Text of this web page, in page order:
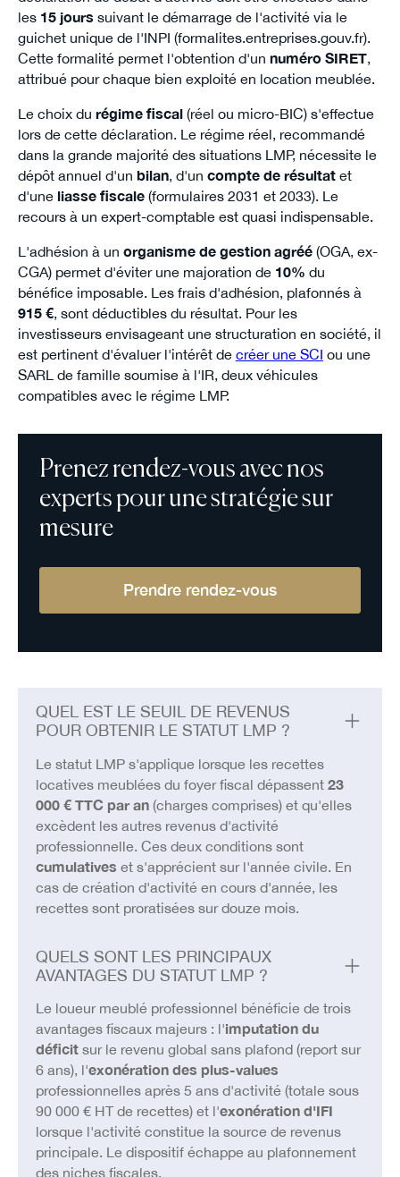
les 15 jours suivant le démarrage de l'activité via le
guichet unique de l'INPI (formalites.entreprises.gouv.fr).
Cette formalité permet l'obtention d'un numéro SIRET,
attribué pour chaque bien exploité en location meublée.
Le choix du régime fiscal(réel ou micro-BIC) s'effectue
lors de cette déclaration. Le régime réel, recommandé
dans la grande majorité des situations LMP, nécessite le
dépôt annuel d'un bilan, d'un compte de résultatet
d'une liasse fiscale(formulaires 2031 et 2033). Le
recours à un expert-comptable est quasi indispensable.
L'adhésion à un organisme de gestion agréé(OGA, ex-
CGA) permet d'éviter une majoration de 10% du
bénéfice imposable. Les frais d'adhésion, plafonnés à
915 €, sont déductibles du résultat. Pour les
investisseurs envisageant une structuration en société, il
est pertinent d'évaluer l'intérêt de créer une SCI ou une
SARL de famille soumise à l'IR, deux véhicules
compatibles avec le régime LMP.
Prenez rendez-vous avec nos
experts pour une stratégie sur
mesure
Prendre rendez-vous
QUEL EST LE SEUIL DE REVENUS
POUR OBTENIR LE STATUT LMP ?
Le statut LMP s'applique lorsque les recettes
locatives meublées du foyer fiscal dépassent 23
000 € TTC par an(charges comprises) et qu'elles
excèdent les autres revenus d'activité
professionnelle. Ces deux conditions sont
cumulatives et s'apprécient sur l'année civile. En
cas de création d'activité en cours d'année, les
recettes sont proratisées sur douze mois.
QUELS SONT LES PRINCIPAUX
AVANTAGES DU STATUT LMP ?
Le loueur meublé professionnel bénéficie de trois
avantages fiscaux majeurs : l'imputation du
déficitsur le revenu global sans plafond (report sur
6 ans), l'exonération des plus-values
professionnelles après 5 ans d'activité (totale sous
90 000 € HT de recettes) et l'exonération d'IFI
lorsque l'activité constitue la source de revenus
principale. Le dispositif échappe au plafonnement
des niches fiscales.